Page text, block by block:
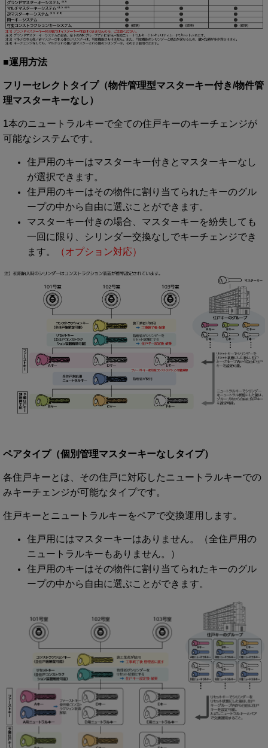
■運用方法
フリーセレクトタイプ（物件管理型マスターキー付き/物件管
理マスターキーなし）
1本のニュートラルキーで全ての住戸キーのキーチェンジが
可能なシステムです。
住戸用のキーはマスターキー付きとマスターキーなし
が選択できます。
住戸用のキーはその物件に割り当てられたキーのグル
ープの中から自由に選ぶことができます。
マスターキー付きの場合、マスターキーを紛失しても
一回に限り、シリンダー交換なしでキーチェンジでき
ます。
（オプション対応）
ペアタイプ（個別管理マスターキーなしタイプ）
各住戸キーとは、その住戸に対応したニュートラルキーでの
みキーチェンジが可能なタイプです。
住戸キーとニュートラルキーをペアで交換運用します。
住戸用にはマスターキーはありません。（全住戸用の
ニュートラルキーもありません。）
住戸用のキーはその物件に割り当てられたキーのグル
ープの中から自由に選ぶことができます。